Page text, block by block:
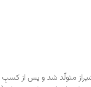
سخن‌سرای نامیِ ایران در حدود سال 606 هجری قمری در